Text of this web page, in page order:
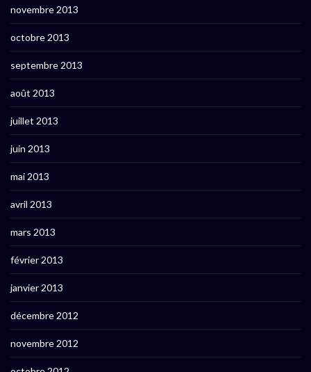
novembre 2013
octobre 2013
septembre 2013
août 2013
juillet 2013
juin 2013
mai 2013
avril 2013
mars 2013
février 2013
janvier 2013
décembre 2012
novembre 2012